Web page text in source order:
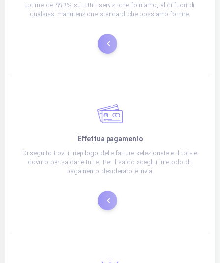
uptime del 99,9% su tutti i servizi che forniamo, al di fuori di
qualsiasi manutenzione standard che possiamo fornire.
Ordina
Effettua pagamento
Di seguito trovi il riepilogo delle fatture selezionate e il totale
dovuto per saldarle tutte. Per il saldo scegli il metodo di
pagamento desiderato e invia.
Paga ora